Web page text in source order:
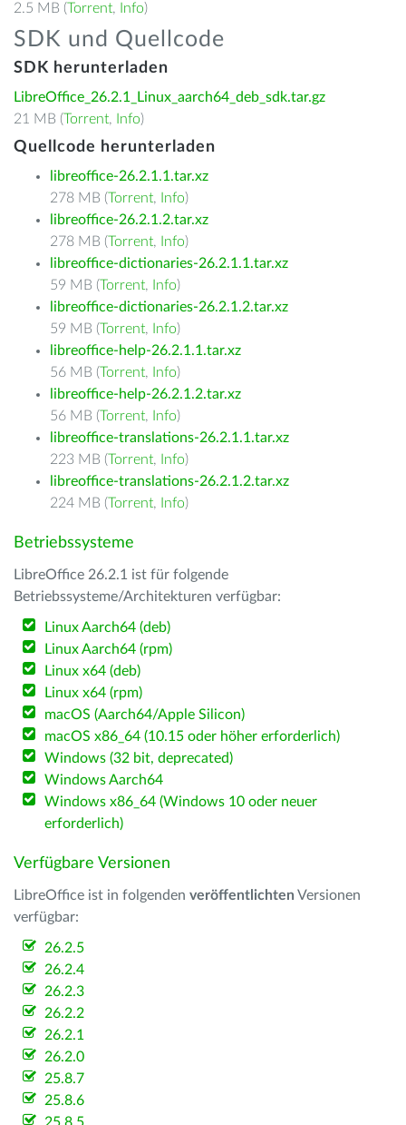
2.5 MB (Torrent, Info)
SDK und Quellcode
SDK herunterladen
LibreOffice_26.2.1_Linux_aarch64_deb_sdk.tar.gz
21 MB (Torrent, Info)
Quellcode herunterladen
libreoffice-26.2.1.1.tar.xz
278 MB (Torrent, Info)
libreoffice-26.2.1.2.tar.xz
278 MB (Torrent, Info)
libreoffice-dictionaries-26.2.1.1.tar.xz
59 MB (Torrent, Info)
libreoffice-dictionaries-26.2.1.2.tar.xz
59 MB (Torrent, Info)
libreoffice-help-26.2.1.1.tar.xz
56 MB (Torrent, Info)
libreoffice-help-26.2.1.2.tar.xz
56 MB (Torrent, Info)
libreoffice-translations-26.2.1.1.tar.xz
223 MB (Torrent, Info)
libreoffice-translations-26.2.1.2.tar.xz
224 MB (Torrent, Info)
Betriebssysteme
LibreOffice 26.2.1 ist für folgende
Betriebssysteme/Architekturen verfügbar:
Linux Aarch64 (deb)
Linux Aarch64 (rpm)
Linux x64 (deb)
Linux x64 (rpm)
macOS (Aarch64/Apple Silicon)
macOS x86_64 (10.15 oder höher erforderlich)
Windows (32 bit, deprecated)
Windows Aarch64
Windows x86_64 (Windows 10 oder neuer
erforderlich)
Verfügbare Versionen
LibreOffice ist in folgenden veröffentlichten Versionen
verfügbar:
26.2.5
26.2.4
26.2.3
26.2.2
26.2.1
26.2.0
25.8.7
25.8.6